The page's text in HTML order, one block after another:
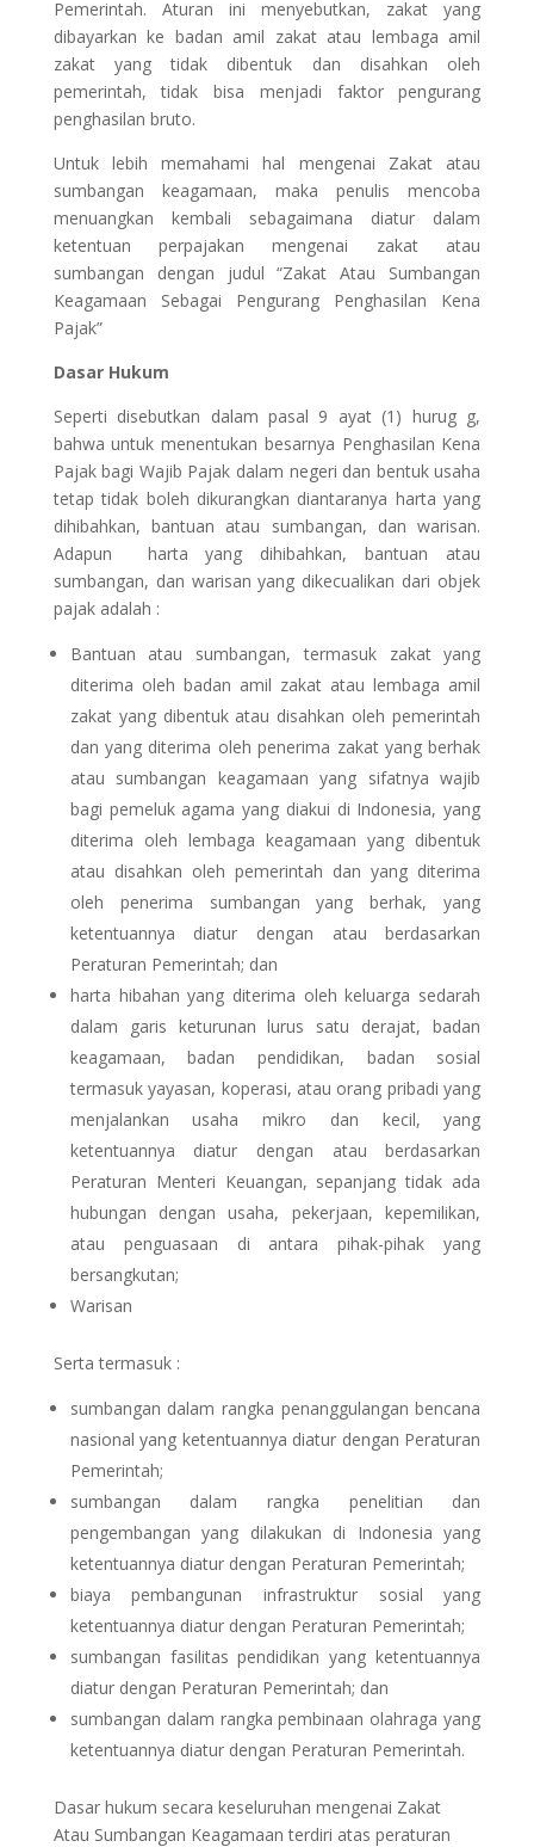
Pemerintah. Aturan ini menyebutkan, zakat yang
dibayarkan ke badan amil zakat atau lembaga amil
zakat yang tidak dibentuk dan disahkan oleh
pemerintah, tidak bisa menjadi faktor pengurang
penghasilan bruto.
Untuk lebih memahami hal mengenai Zakat atau
sumbangan keagamaan, maka penulis mencoba
menuangkan kembali sebagaimana diatur dalam
ketentuan perpajakan mengenai zakat atau
sumbangan dengan judul “Zakat Atau Sumbangan
Keagamaan Sebagai Pengurang Penghasilan Kena
Pajak”
Dasar Hukum
Seperti disebutkan dalam pasal 9 ayat (1) hurug g,
bahwa untuk menentukan besarnya Penghasilan Kena
Pajak bagi Wajib Pajak dalam negeri dan bentuk usaha
tetap tidak boleh dikurangkan diantaranya harta yang
dihibahkan, bantuan atau sumbangan, dan warisan.
Adapun harta yang dihibahkan, bantuan atau
sumbangan, dan warisan yang dikecualikan dari objek
pajak adalah :
Bantuan atau sumbangan, termasuk zakat yang
diterima oleh badan amil zakat atau lembaga amil
zakat yang dibentuk atau disahkan oleh pemerintah
dan yang diterima oleh penerima zakat yang berhak
atau sumbangan keagamaan yang sifatnya wajib
bagi pemeluk agama yang diakui di Indonesia, yang
diterima oleh lembaga keagamaan yang dibentuk
atau disahkan oleh pemerintah dan yang diterima
oleh penerima sumbangan yang berhak, yang
ketentuannya diatur dengan atau berdasarkan
Peraturan Pemerintah; dan
harta hibahan yang diterima oleh keluarga sedarah
dalam garis keturunan lurus satu derajat, badan
keagamaan, badan pendidikan, badan sosial
termasuk yayasan, koperasi, atau orang pribadi yang
menjalankan usaha mikro dan kecil, yang
ketentuannya diatur dengan atau berdasarkan
Peraturan Menteri Keuangan, sepanjang tidak ada
hubungan dengan usaha, pekerjaan, kepemilikan,
atau penguasaan di antara pihak-pihak yang
bersangkutan;
Warisan
Serta termasuk :
sumbangan dalam rangka penanggulangan bencana
nasional yang ketentuannya diatur dengan Peraturan
Pemerintah;
sumbangan dalam rangka penelitian dan
pengembangan yang dilakukan di Indonesia yang
ketentuannya diatur dengan Peraturan Pemerintah;
biaya pembangunan infrastruktur sosial yang
ketentuannya diatur dengan Peraturan Pemerintah;
sumbangan fasilitas pendidikan yang ketentuannya
diatur dengan Peraturan Pemerintah; dan
sumbangan dalam rangka pembinaan olahraga yang
ketentuannya diatur dengan Peraturan Pemerintah.
Dasar hukum secara keseluruhan mengenai Zakat
Atau Sumbangan Keagamaan terdiri atas peraturan